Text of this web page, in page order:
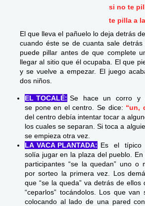
si no te
te pilla a
El que lleva el pañuelo lo deja detrás
cuando éste se de cuanta sale
puede pillar antes de que complete
llegar al sitio que él ocupaba. El que
y se vuelve a empezar. El juego
dos niños.
EL TOCALÉ: Se hace un corro y
se pone en el centro. Se dice: “un,
del centro debía intentar tocar a
los cuales se separan. Si toca a
se empieza otra vez.
LA VACA PLANTADA: Es el típico
solía jugar en la plaza del pueblo.
participantes “se la quedan” uno o
por sorteo la primera vez. Los
que “se la queda” va detrás de ellos
“ceparlos” tocándolos. Los que van
colocando al lado de una pared